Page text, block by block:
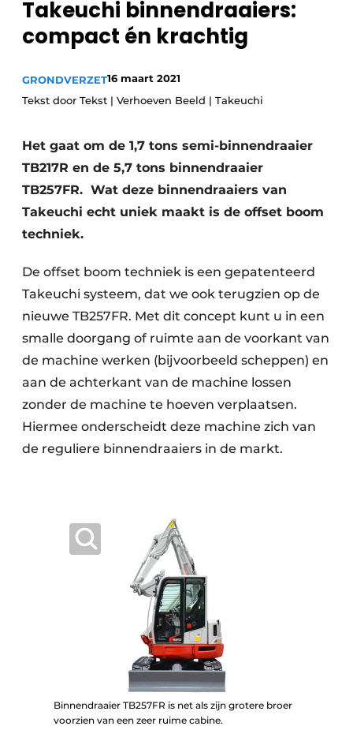
Privacy / Cookie statement
Vacature aanmelden
Video’s
Takeuchi binnendraaiers:
compact én krachtig
GRONDVERZET16 maart 2021
Tekst door Tekst | Verhoeven Beeld | Takeuchi
Het gaat om de 1,7 tons semi-binnendraaier
TB217R en de 5,7 tons binnendraaier
TB257FR. Wat deze binnendraaiers van
Takeuchi echt uniek maakt is de offset boom
techniek.
De offset boom techniek is een gepatenteerd
Takeuchi systeem, dat we ook terugzien op de
nieuwe TB257FR. Met dit concept kunt u in een
smalle doorgang of ruimte aan de voorkant van
de machine werken (bijvoorbeeld scheppen) en
aan de achterkant van de machine lossen
zonder de machine te hoeven verplaatsen.
Hiermee onderscheidt deze machine zich van
de reguliere binnendraaiers in de markt.
Binnendraaier TB257FR is net als zijn grotere broer
voorzien van een zeer ruime cabine.